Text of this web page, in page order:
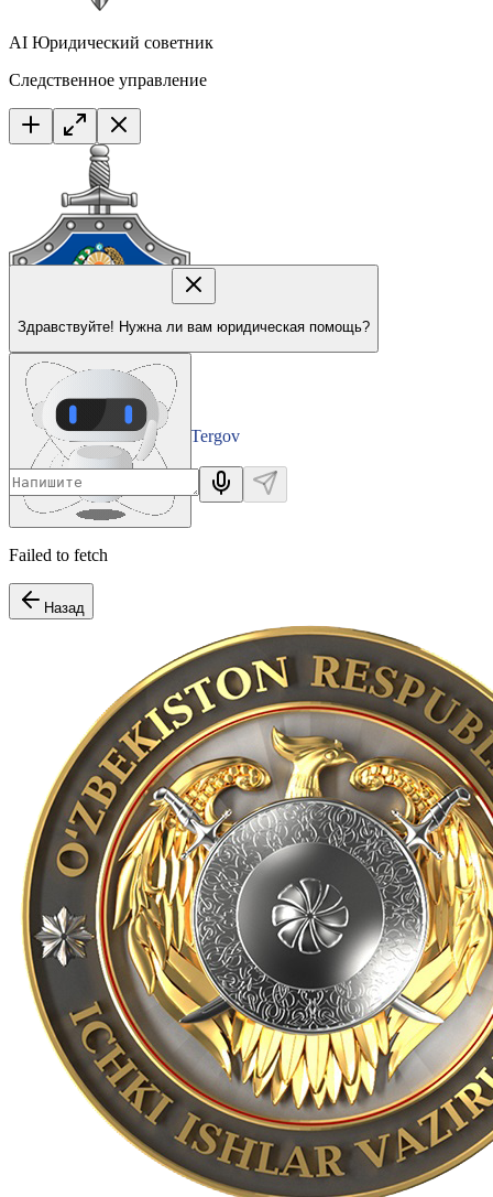
AI Юридический советник
Следственное управление
Tergov
Departamenti
Здравствуйте! Нужна ли вам юридическая помощь?
Failed to fetch
Назад